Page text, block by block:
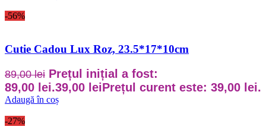
-56%
Cutie Cadou Lux Roz, 23.5*17*10cm
89,00lei Prețul inițial a fost:
89,00 lei.39,00 leiPrețul curent este: 39,00 lei.
Adaugă în coș
-27%